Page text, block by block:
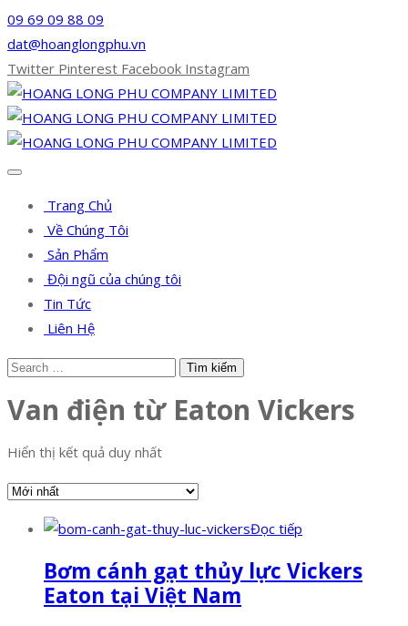
09 69 09 88 09
dat@hoanglongphu.vn
Twitter Pinterest Facebook Instagram
Trang Chủ
Về Chúng Tôi
Sản Phẩm
Đội ngũ của chúng tôi
Tin Tức
Liên Hệ
Van điện từ Eaton Vickers
Hiển thị kết quả duy nhất
Đọc tiếp
Bơm cánh gạt thủy lực Vickers
Eaton tại Việt Nam